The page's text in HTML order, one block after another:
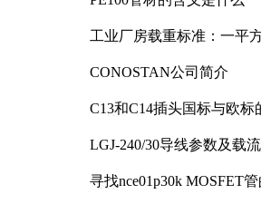
工业厂房载重标准：一平
CONOSTAN公司简介
C13和C14插头国标与欧标
LGJ-240/30导线参数及载
寻找nce01p30k MOSFET